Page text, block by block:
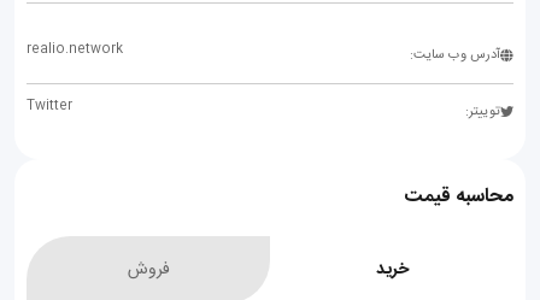
آدرس وب سایت: realio.network
توییتر: Twitter
محاسبه قیمت
خرید فروش